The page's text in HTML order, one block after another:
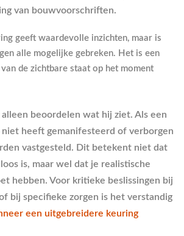
van bouwvoorschriften.
geeft waardevolle inzichten, maar is
alle mogelijke gebreken. Het is een
de zichtbare staat op het moment
beoordelen wat hij ziet. Als een
niet heeft gemanifesteerd of verborgen
vastgesteld. Dit betekent niet dat
is, maar wel dat je realistische
hebben. Voor kritieke beslissingen bij
bij specifieke zorgen is het verstandig
een uitgebreidere keuring